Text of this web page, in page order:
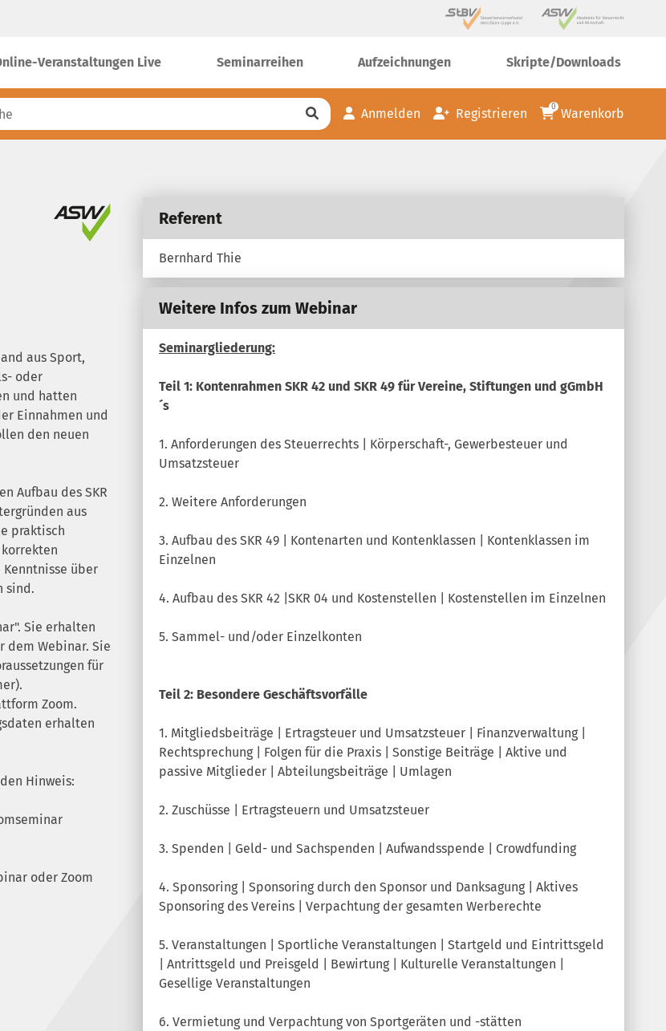
Veranstaltungen Live Seminarreihen Aufzeichnungen Skripte/Downloads
Anmelden Registrieren 0 Warenkorb
aus Sport,
oder
und hatten
Einnahmen und
den neuen
Aufbau des SKR
aus
praktisch
über
sind.
Sie erhalten
dem Webinar. Sie
für
Zoom.
erhalten
Hinweis:
oder Zoom
Referent
Bernhard Thie
Weitere Infos zum Webinar
Seminargliederung:
Teil 1: Kontenrahmen SKR 42 und SKR 49 für Vereine, Stiftungen und gGmbH
´s
1. Anforderungen des Steuerrechts | Körperschaft-, Gewerbesteuer und
Umsatzsteuer
2. Weitere Anforderungen
3. Aufbau des SKR 49 | Kontenarten und Kontenklassen | Kontenklassen im
Einzelnen
4. Aufbau des SKR 42 |SKR 04 und Kostenstellen | Kostenstellen im Einzelnen
5. Sammel- und/oder Einzelkonten
Teil 2: Besondere Geschäftsvorfälle
1. Mitgliedsbeiträge | Ertragsteuer und Umsatzsteuer | Finanzverwaltung |
Rechtsprechung | Folgen für die Praxis | Sonstige Beiträge | Aktive und
passive Mitglieder | Abteilungsbeiträge | Umlagen
2. Zuschüsse | Ertragsteuern und Umsatzsteuer
3. Spenden | Geld- und Sachspenden | Aufwandsspende | Crowdfunding
4. Sponsoring | Sponsoring durch den Sponsor und Danksagung | Aktives
Sponsoring des Vereins | Verpachtung der gesamten Werberechte
5. Veranstaltungen | Sportliche Veranstaltungen | Startgeld und Eintrittsgeld
| Antrittsgeld und Preisgeld | Bewirtung | Kulturelle Veranstaltungen |
Gesellige Veranstaltungen
6. Vermietung und Verpachtung von Sportgeräten und -stätten